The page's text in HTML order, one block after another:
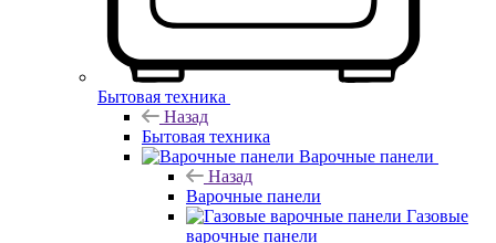
Бытовая техника
Назад
Бытовая техника
Варочные панели
Назад
Варочные панели
Газовые
варочные панели